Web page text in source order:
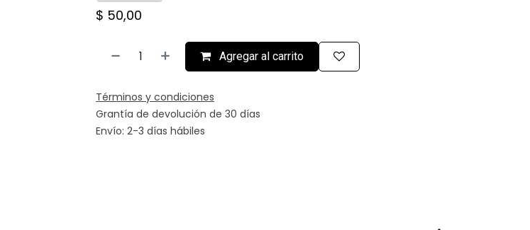
$ 50,00
Agregar al carrito
Términos y condiciones
Grantía de devolución de 30 días
Envío: 2-3 días hábiles